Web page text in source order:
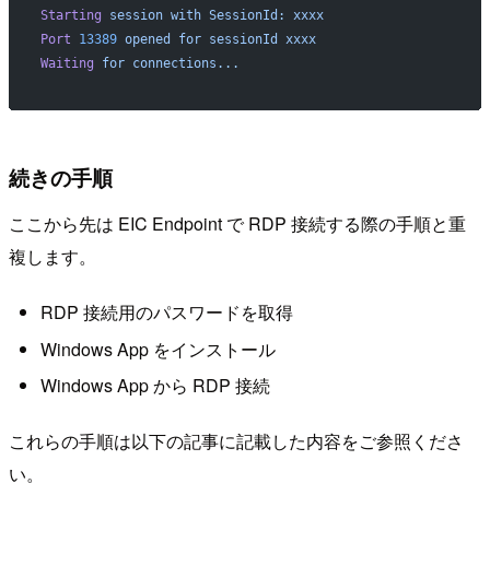
Starting session with SessionId:
xxxx
Port 13389 opened for sessionId
xxxx
Waiting for connections...
続きの手順
ここから先は EIC Endpoint で RDP 接続する際の手順と重
複します。
RDP 接続用のパスワードを取得
Windows App をインストール
Windows App から RDP 接続
これらの手順は以下の記事に記載した内容をご参照くださ
い。